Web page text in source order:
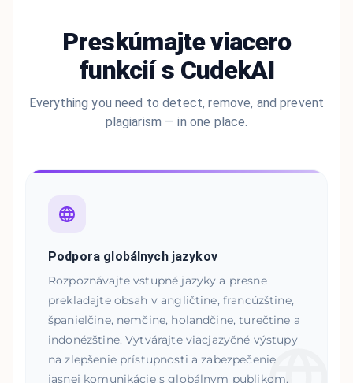
Preskúmajte viacero
funkcií s CudekAI
Everything you need to detect, remove, and prevent
plagiarism — in one place.
Podpora globálnych jazykov
Rozpoznávajte vstupné jazyky a presne
prekladajte obsah v angličtine, francúzštine,
španielčine, nemčine, holandčine, turečtine a
indonézštine. Vytvárajte viacjazyčné výstupy
na zlepšenie prístupnosti a zabezpečenie
jasnej komunikácie s globálnym publikom.